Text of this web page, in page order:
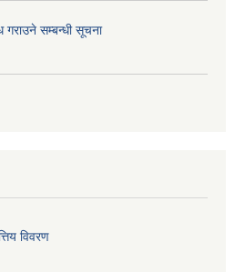
गराउने सम्बन्धी सूचना
विवरण